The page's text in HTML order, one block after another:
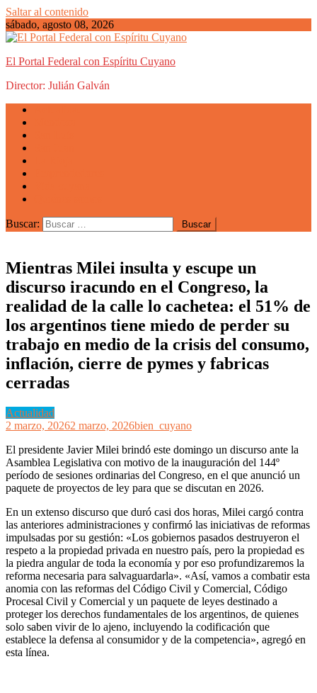
Saltar al contenido
sábado, agosto 08, 2026
El Portal Federal con Espíritu Cuyano
Director: Julián Galván
Buscar:
Mientras Milei insulta y escupe un
discurso iracundo en el Congreso, la
realidad de la calle lo cachetea: el 51% de
los argentinos tiene miedo de perder su
trabajo en medio de la crisis del consumo,
inflación, cierre de pymes y fabricas
cerradas
Actualidad
2 marzo, 20262 marzo, 2026bien_cuyano
El presidente Javier Milei brindó este domingo un discurso ante la
Asamblea Legislativa con motivo de la inauguración del 144º
período de sesiones ordinarias del Congreso, en el que anunció un
paquete de proyectos de ley para que se discutan en 2026.
En un extenso discurso que duró casi dos horas, Milei cargó contra
las anteriores administraciones y confirmó las iniciativas de reformas
impulsadas por su gestión: «Los gobiernos pasados destruyeron el
respeto a la propiedad privada en nuestro país, pero la propiedad es
la piedra angular de toda la economía y por eso profundizaremos la
reforma necesaria para salvaguardarla». «Así, vamos a combatir esta
anomia con las reformas del Código Civil y Comercial, Código
Procesal Civil y Comercial y un paquete de leyes destinado a
proteger los derechos fundamentales de los argentinos, de quienes
solo saben vivir de lo ajeno, incluyendo la codificación que
establece la defensa al consumidor y de la competencia», agregó en
esta línea.